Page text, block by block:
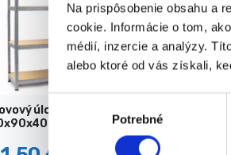
Na prispôsobenie obsahu a
cookie. Informácie o tom,
médií, inzercie a analýzy.
alebo ktoré od vás získali,
Potrebné
úložný regál,
cm, 875 kg,